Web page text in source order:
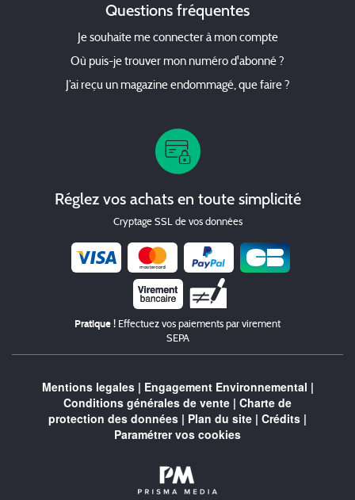
Questions fréquentes
Je souhaite me connecter à mon compte
Où puis-je trouver mon numéro d'abonné ?
J’ai reçu un magazine endommagé, que faire ?
Réglez vos achats en toute simplicité
Cryptage SSL de vos données
Chèque
Pratique ! Effectuez vos paiements par virement
SEPA
Mentions legales| Engagement Environnemental |
Conditions générales de vente | Charte de
protection des données | Plan du site | Crédits |
Paramétrer vos cookies